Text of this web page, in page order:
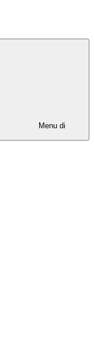
Menu di